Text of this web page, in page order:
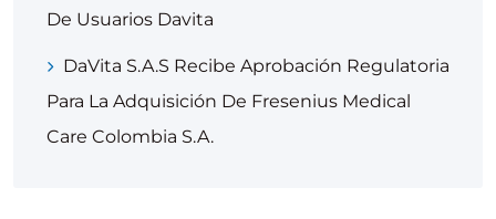
De Usuarios Davita
DaVita S.A.S Recibe Aprobación Regulatoria
Para La Adquisición De Fresenius Medical
Care Colombia S.A.